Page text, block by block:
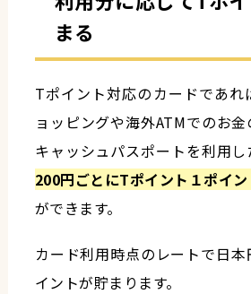
まる
Tポイント対応のカードであれ
ョッピングや海外ATMでのお金
キャッシュパスポートを利用し
200円ごとにTポイント１ポイ
ができます。
カード利用時点のレートで日
イントが貯まります。